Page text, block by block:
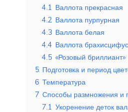
4.1 Валлота прекрасная
4.2 Валлота пурпурная
4.3 Валлота белая
4.4 Валлота брахисцифус
4.5 «Розовый бриллиант»
5 Подготовка и период
6 Температура
7 Способы размножения и
7.1 Укоренение деток